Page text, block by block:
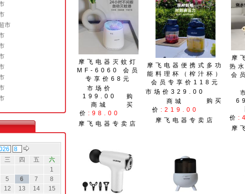
市
三 四 五
六
1
5 6 7
8
12 13 14
15
摩飞电器灭蚊灯
MF-6060 会员
专享价68元
市场价
199.00
购
买
商城
价 :98.00
摩飞电器专卖店
摩飞电器便携式多功
能料理杯（榨汁杯）
会员专享价118元
市场价329.00
购买
商城
价 :219.00
摩飞电器专卖店
摩
热
会
价
摩